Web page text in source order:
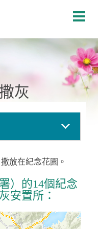
灰
放在紀念花園。
）的14個紀念
安置所：